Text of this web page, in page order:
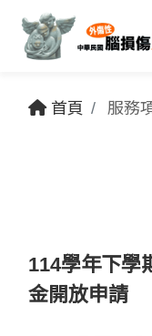
首頁 服務
114學年下學
金開放申請